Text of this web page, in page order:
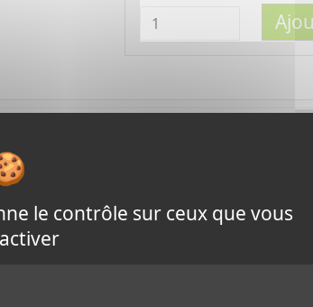
le contrôle sur ceux que vous
résine polymère